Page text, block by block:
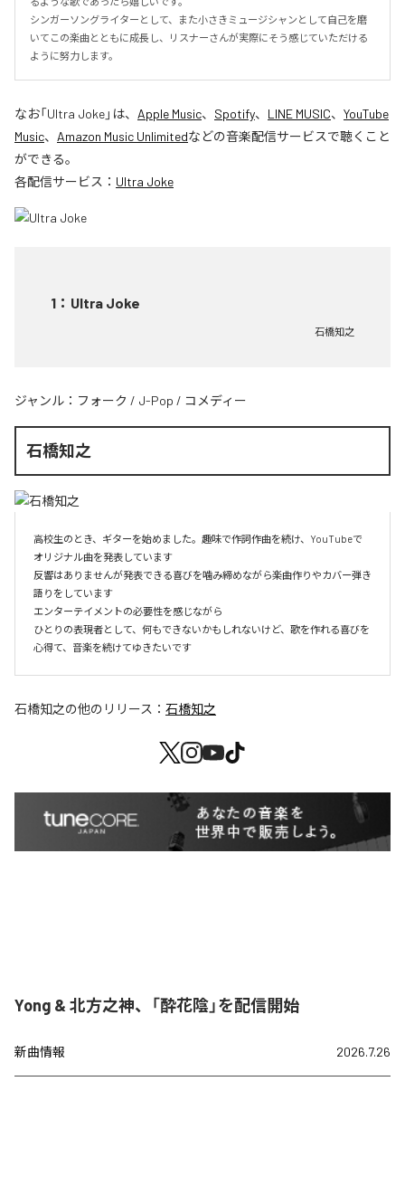
シンガーソングライターとして、また小さきミュージシャンとして自己を磨
いてこの楽曲とともに成長し、リスナーさんが実際にそう感じていただける
ように努力します。
なお「Ultra Joke」は、 Apple Music、 Spotify、 LINE MUSIC、 YouTube
Music、 Amazon Music Unlimitedなどの音楽配信サービスで聴くこと
ができる。
各配信サービス： Ultra Joke
1 ： Ultra Joke
石橋知之
ジャンル： フォーク / J-Pop / コメディー
石橋知之
高校生のとき、ギターを始めました。趣味で作詞作曲を続け、YouTubeで
オリジナル曲を発表しています
反響はありませんが発表できる喜びを噛み締めながら楽曲作りやカバー弾き
語りをしています
エンターテイメントの必要性を感じながら
ひとりの表現者として、何もできないかもしれないけど、歌を作れる喜びを
心得て、音楽を続けてゆきたいです
石橋知之の他のリリース： 石橋知之
Yong & 北方之神、「酔花陰」を配信開始
新曲情報 2026.7.26